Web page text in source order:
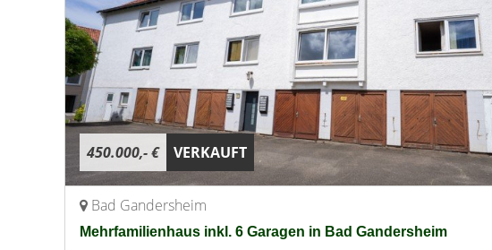
450.000,- € VERKAUFT
Bad Gandersheim
Mehrfamilienhaus inkl. 6 Garagen in Bad Gandersheim